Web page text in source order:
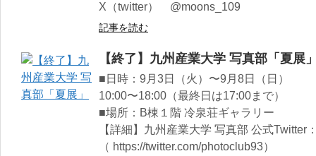
X（twitter） @moons_109
記事を読む
【終了】九州産業大学 写真部「夏展
■日時：9月3日（火）〜9月8日（日）
10:00〜18:00（最終日は17:00まで）
■場所：B棟１階 冷泉荘ギャラリー
【詳細】九州産業大学 写真部 公式Twitter
（ https://twitter.com/photoclub93）